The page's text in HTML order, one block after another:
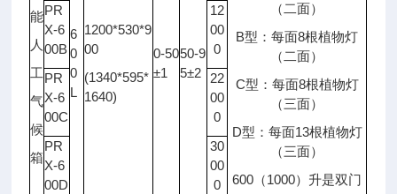
能
人
工
气
候
箱
（二面）
B型：每面8根植物灯
（二面）
C型：每面8根植物灯
（三面）
D型：每面13根植物灯
（三面）
600（1000）升是双门
6
0
0
L
1200*530*9
00
(1340*595*
1640)
0-50
±1
50-9
5±2
PR
X-6
00B
12
00
0
PR
X-6
00C
22
00
0
PR
X-6
00D
30
00
0